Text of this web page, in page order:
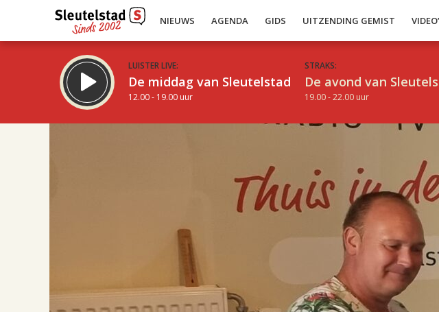
NIEUWS AGENDA GIDS UITZENDING GEMIST
LUISTER LIVE:
De middag van Sleutelstad
12.00 - 19.00 uur
STRAKS:
De avond van
19.00 - 22.00 uur